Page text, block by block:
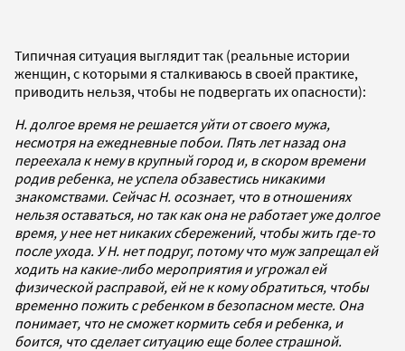
Типичная ситуация выглядит так (реальные истории
женщин, с которыми я сталкиваюсь в своей практике,
приводить нельзя, чтобы не подвергать их опасности):
Н. долгое время не решается уйти от своего мужа,
несмотря на ежедневные побои. Пять лет назад она
переехала к нему в крупный город и, в скором времени
родив ребенка, не успела обзавестись никакими
знакомствами. Сейчас Н. осознает, что в отношениях
нельзя оставаться, но так как она не работает уже долгое
время, у нее нет никаких сбережений, чтобы жить где-то
после ухода. У Н. нет подруг, потому что муж запрещал ей
ходить на какие-либо мероприятия и угрожал ей
физической расправой, ей не к кому обратиться, чтобы
временно пожить с ребенком в безопасном месте. Она
понимает, что не сможет кормить себя и ребенка, и
боится, что сделает ситуацию еще более страшной.